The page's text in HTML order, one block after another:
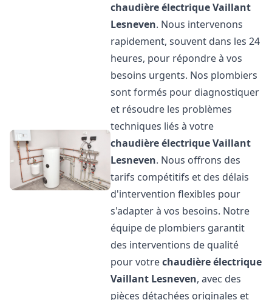
chaudière électrique Vaillant
Lesneven. Nous intervenons
rapidement, souvent dans les 24
heures, pour répondre à vos
besoins urgents. Nos plombiers
sont formés pour diagnostiquer
et résoudre les problèmes
techniques liés à votre
chaudière électrique Vaillant
Lesneven. Nous offrons des
tarifs compétitifs et des délais
d'intervention flexibles pour
s'adapter à vos besoins. Notre
équipe de plombiers garantit
des interventions de qualité
pour votrechaudière électrique
Vaillant Lesneven, avec des
pièces détachées originales et